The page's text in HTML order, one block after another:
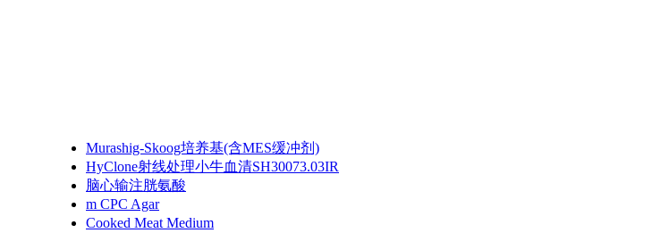
Murashig-Skoog培养基(含MES缓冲剂)
HyClone射线处理小牛血清SH30073.03IR
脑心输注胱氨酸
m CPC Agar
Cooked Meat Medium